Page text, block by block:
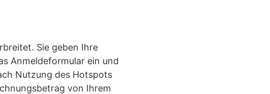
Sie geben Ihre
Anmeldeformular ein und
Nutzung des Hotspots
von Ihrem